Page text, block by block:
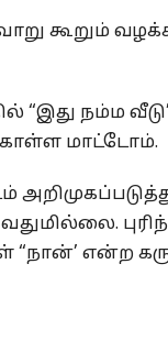
கூறும்
“இது நம்ம
மாட்டோம்.
என்ற